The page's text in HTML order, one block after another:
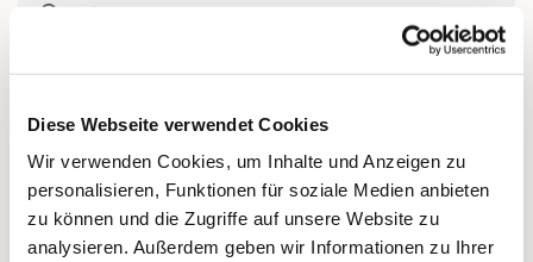
Diese Webseite verwendet Cookies
Wir verwenden Cookies, um Inhalte und Anzeigen zu
personalisieren, Funktionen für soziale Medien anbieten
zu können und die Zugriffe auf unsere Website zu
analysieren. Außerdem geben wir Informationen zu Ihrer
Stiftskirche St. Marien Herdecke,
Pfrn. Leska Randisi